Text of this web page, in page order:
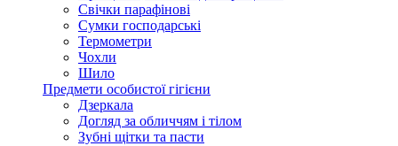
Свічки парафінові
Сумки господарські
Термометри
Чохли
Шило
Предмети особистої гігієни
Дзеркала
Догляд за обличчям і тілом
Зубні щітки та пасти